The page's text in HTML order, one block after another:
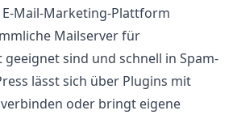
Mail-Marketing-Plattform
Mailserver für
sind und schnell in Spam-
lässt sich über Plugins mit
oder bringt eigene